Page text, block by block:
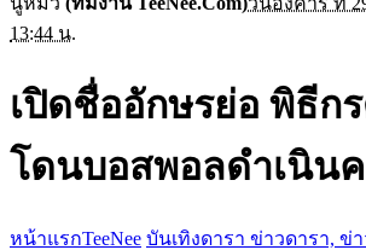
13:44 น.
เปิดชื่ออักษรย่อ พิธีก
โดนบอสพอลดำเนิน
หน้าแรกTeeNee บันเทิงดารา ข่าวดารา, ข่า